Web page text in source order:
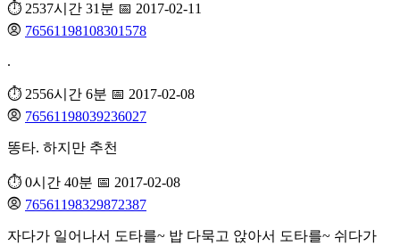
⏱️ 2537시간 31분 📅 2017-02-11
76561198108301578
.
⏱️ 2556시간 6분 📅 2017-02-08
76561198039236027
똥타. 하지만 추천
⏱️ 0시간 40분 📅 2017-02-08
76561198329872387
자다가 일어나서 도타를~ 밥 다묵고 앉아서 도타를~ 쉬다가